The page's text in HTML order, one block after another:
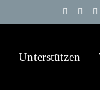
TelegramX
Unterstützen